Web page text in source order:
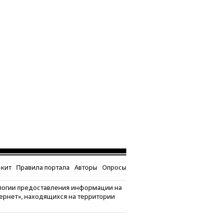
Правила портала Авторы Опросы
предоставления информации на
находящихся на территории